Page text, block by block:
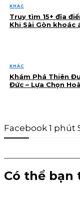
KHÁC
Truy tìm 15+ địa
Khi Sài Gòn khoác
KHÁC
Khám Phá Thiên
Đức – Lựa Chọn
Facebook 1 phút
Có thể bạn